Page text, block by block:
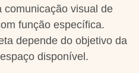
comunicação visual de
função específica.
depende do objetivo da
disponível.